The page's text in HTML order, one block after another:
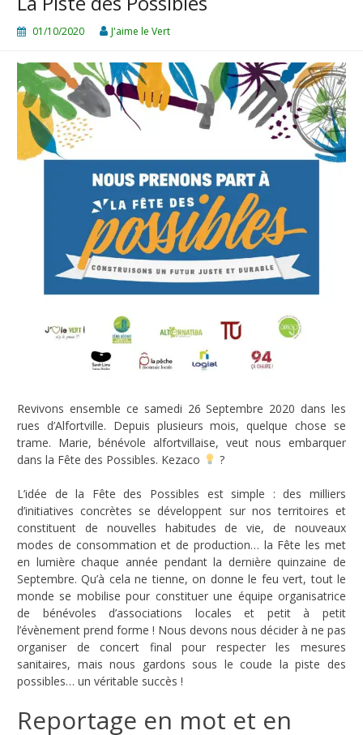
01/10/2020 J'aime le Vert
Revivons ensemble ce samedi 26 Septembre 2020 dans les
rues d’Alfortville. Depuis plusieurs mois, quelque chose se
trame. Marie, bénévole alfortvillaise, veut nous embarquer
dans la Fête des Possibles. Kezaco
?
L’idée de la Fête des Possibles est simple : des milliers
d’initiatives concrètes se développent sur nos territoires et
constituent de nouvelles habitudes de vie, de nouveaux
modes de consommation et de production… la Fête les met
en lumière chaque année pendant la dernière quinzaine de
Septembre. Qu’à cela ne tienne, on donne le feu vert, tout le
monde se mobilise pour constituer une équipe organisatrice
de bénévoles d’associations locales et petit à petit
l’évènement prend forme ! Nous devons nous décider à ne pas
organiser de concert final pour respecter les mesures
sanitaires, mais nous gardons sous le coude la piste des
possibles… un véritable succès !
Reportage en mot et en